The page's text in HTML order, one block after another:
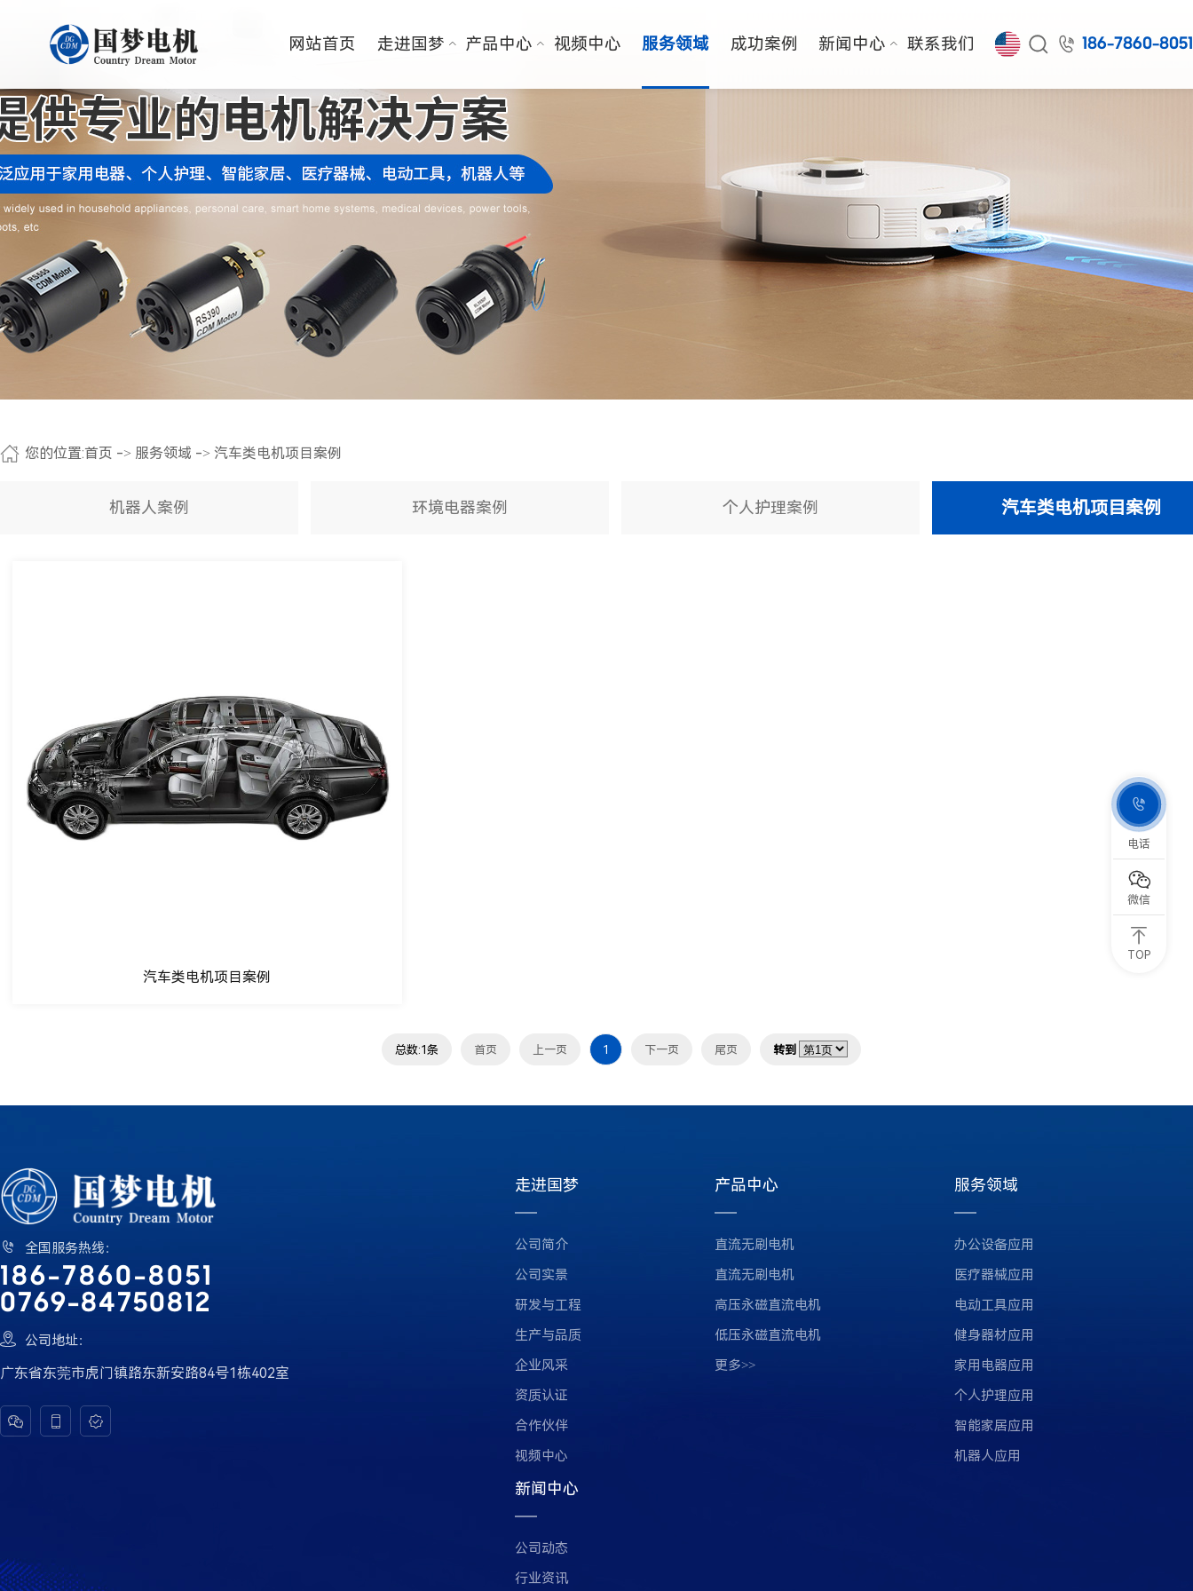
网站首页 走进国梦 产品中心 视频中心 服务领域 成功案例 新闻中心 联系我们   186-7860-8051
您的位置:首页 -> 服务领域 -> 汽车类电机项目案例
机器人案例 环境电器案例 个人护理案例 汽车类电机项目案例
汽车类电机项目案例
总数:1条 首页 上一页 1 下一页 尾页 转到
 全国服务热线：
186-7860-8051
0769-84750812
 公司地址：
广东省东莞市虎门镇路东新安路84号1栋402室
  
走进国梦
公司简介
公司实景
研发与工程
生产与品质
企业风采
资质认证
合作伙伴
视频中心
产品中心
直流无刷电机
直流无刷电机
高压永磁直流电机
低压永磁直流电机
更多>>
服务领域
办公设备应用
医疗器械应用
电动工具应用
健身器材应用
家用电器应用
个人护理应用
智能家居应用
机器人应用
新闻中心
公司动态
行业资讯

电话

微信
TOP